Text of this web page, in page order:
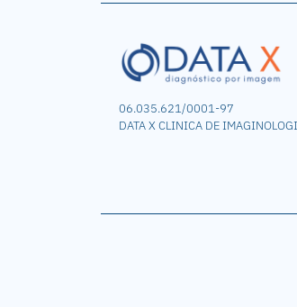
06.035.621/0001-97
DATA X CLINICA DE